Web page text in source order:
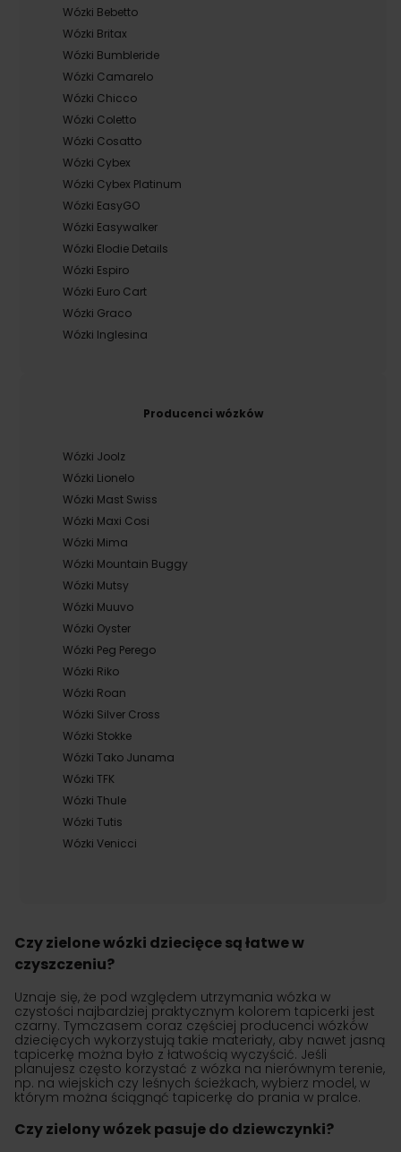
Wózki Bebetto
Wózki Britax
Wózki Bumbleride
Wózki Camarelo
Wózki Chicco
Wózki Coletto
Wózki Cosatto
Wózki Cybex
Wózki Cybex Platinum
Wózki EasyGO
Wózki Easywalker
Wózki Elodie Details
Wózki Espiro
Wózki Euro Cart
Wózki Graco
Wózki Inglesina
Producenci wózków
Wózki Joolz
Wózki Lionelo
Wózki Mast Swiss
Wózki Maxi Cosi
Wózki Mima
Wózki Mountain Buggy
Wózki Mutsy
Wózki Muuvo
Wózki Oyster
Wózki Peg Perego
Wózki Riko
Wózki Roan
Wózki Silver Cross
Wózki Stokke
Wózki Tako Junama
Wózki TFK
Wózki Thule
Wózki Tutis
Wózki Venicci
Czy zielone wózki dziecięce są łatwe w
czyszczeniu?
Uznaje się, że pod względem utrzymania wózka w
czystości najbardziej praktycznym kolorem tapicerki jest
czarny. Tymczasem coraz częściej producenci wózków
dziecięcych wykorzystują takie materiały, aby nawet jasną
tapicerkę można było z łatwością wyczyścić. Jeśli
planujesz często korzystać z wózka na nierównym terenie,
np. na wiejskich czy leśnych ścieżkach, wybierz model, w
którym można ściągnąć tapicerkę do prania w pralce.
Czy zielony wózek pasuje do dziewczynki?